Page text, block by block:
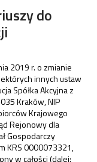
do
2019 r. o zmianie
innych ustaw
Spółka Akcyjna z
Kraków, NIP
Krajowego
Rejonowy dla
Gospodarczy
KRS 0000073321,
w całości (dalej: